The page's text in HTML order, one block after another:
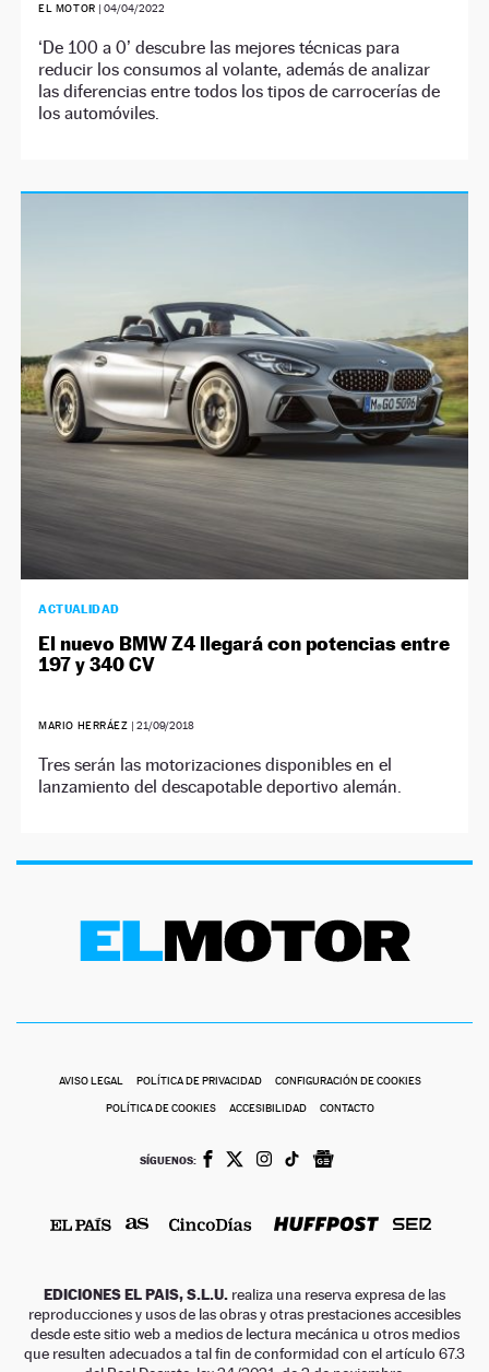
EL MOTOR | 04/04/2022
‘De 100 a 0’ descubre las mejores técnicas para
reducir los consumos al volante, además de analizar
las diferencias entre todos los tipos de carrocerías de
los automóviles.
ACTUALIDAD
El nuevo BMW Z4 llegará con potencias entre
197 y 340 CV
MARIO HERRÁEZ | 21/09/2018
Tres serán las motorizaciones disponibles en el
lanzamiento del descapotable deportivo alemán.
AVISO LEGAL POLÍTICA DE PRIVACIDAD CONFIGURACIÓN DE COOKIES
POLÍTICA DE COOKIES ACCESIBILIDAD CONTACTO
SÍGUENOS:
EDICIONES EL PAIS, S.L.U. realiza una reserva expresa de las
reproducciones y usos de las obras y otras prestaciones accesibles
desde este sitio web a medios de lectura mecánica u otros medios
que resulten adecuados a tal fin de conformidad con el artículo 67.3